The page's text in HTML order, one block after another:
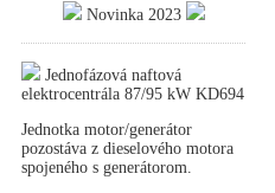
Novinka 2023
Jednofázová naftová
elektrocentrála 87/95 kW KD694
Jednotka motor/generátor
pozostáva z dieselového motora
spojeného s generátorom.